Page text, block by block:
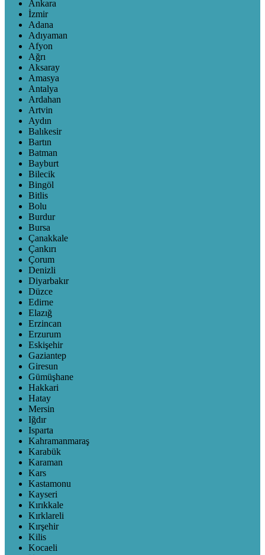
Ankara
İzmir
Adana
Adıyaman
Afyon
Ağrı
Aksaray
Amasya
Antalya
Ardahan
Artvin
Aydın
Balıkesir
Bartın
Batman
Bayburt
Bilecik
Bingöl
Bitlis
Bolu
Burdur
Bursa
Çanakkale
Çankırı
Çorum
Denizli
Diyarbakır
Düzce
Edirne
Elazığ
Erzincan
Erzurum
Eskişehir
Gaziantep
Giresun
Gümüşhane
Hakkari
Hatay
Mersin
Iğdır
Isparta
Kahramanmaraş
Karabük
Karaman
Kars
Kastamonu
Kayseri
Kırıkkale
Kırklareli
Kırşehir
Kilis
Kocaeli